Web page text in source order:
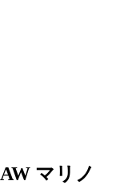
マリノ